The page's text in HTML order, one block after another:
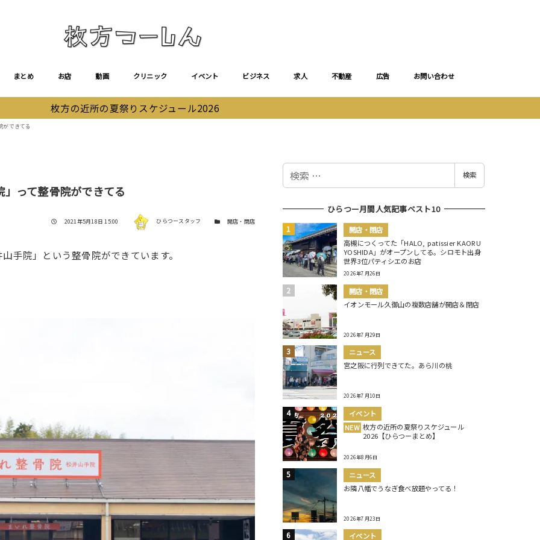
まとめ お店 動画 クリニック イベント ビジネス 求人 不動産 広告 お問い合わせ
枚方の近所の夏祭りスケジュール2026
ができてる
って整骨院ができてる
投稿日
2021年5月18日 15:00 著者 ひらつースタッフ カテゴリー開店・閉店
手院」という整骨院ができています。
検
検索
ひらつー月間人気記事ベスト10
開店・閉店
高槻につくってた「HALO, patissier KAORU
YOSHIDA」がオープンしてる。シロモト出身
世界3位パティシエのお店
2026年7月26日
開店・閉店
イオンモール久御山の複数店舗が開店＆閉店
2026年7月29日
ニュース
宮之阪に行列できてた。あら川の桃
2026年7月10日
イベント
NEW 枚方の近所の夏祭りスケジュール
2026【ひらつーまとめ】
2026年8月6日
ニュース
お隣八幡でうなぎ食べ放題やってる！
2026年7月23日
イベント